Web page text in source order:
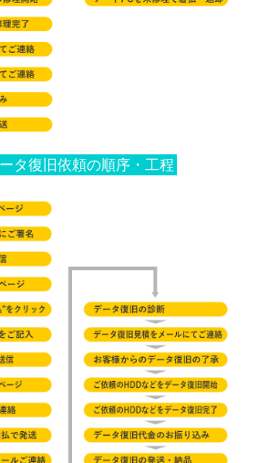
タ復旧依頼の順序・工程